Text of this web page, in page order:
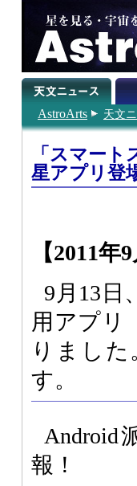
AstroArts 天文
「スマー
星アプリ登
【2011
9月13日
用アプリ
りまし
す。
Android
報！